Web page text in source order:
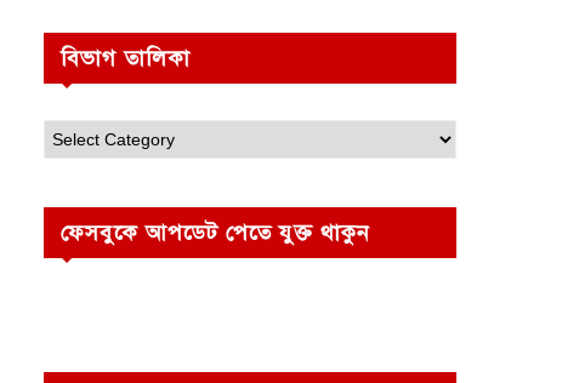
বিভাগ তালিকা
ফেসবুকে আপডেট পেতে যুক্ত থাকুন